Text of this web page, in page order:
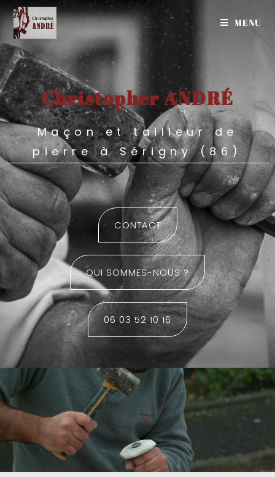
MENU
Christopher ANDRÉ
Maçon et tailleur de
pierre à Sérigny (86)
CONTACT
QUI SOMMES-NOUS ?
06 03 52 10 16